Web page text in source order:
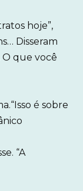
hoje”,
Disseram
O que você
é sobre
“A